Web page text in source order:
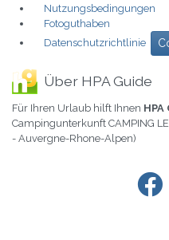
Nutzungsbedingungen
Fotoguthaben
Datenschutzrichtlinie
Über HPA Guide
Für Ihren Urlaub hilft Ihnen HPA
Campingunterkunft CAMPING
- Auvergne-Rhone-Alpen)